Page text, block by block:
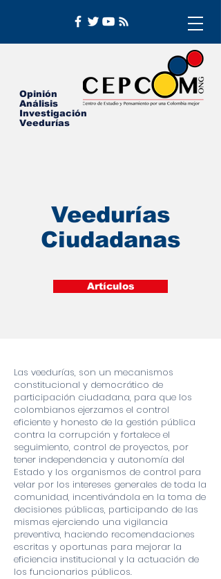
Opinión
Análisis
Investigación
Veedurías
Veedurías
Ciudadanas
Artículos
Las veedurías, son un mecanismos
constitucional y democrático de
participación ciudadana, para que los
colombianos ejerzamos el control
eficiente y honesto de la gestión pública
contra la corrupción y fortalece el
seguimiento, control de proyectos, por
tener independencia y autonomía del
Estado y los organismos de control para
velar por los intereses generales de toda la
comunidad, incentivándola en la toma de
decisiones públicas, participando de las
mismas ejerciendo una vigilancia
preventiva, haciendo recomendaciones
escritas y oportunas para mejorar la
eficiencia institucional y la actuación de
los funcionarios públicos.